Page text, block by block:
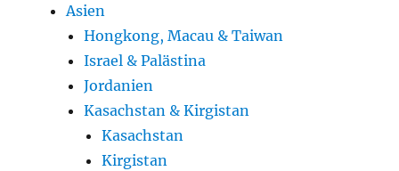
Asien
Hongkong, Macau & Taiwan
Israel & Palästina
Jordanien
Kasachstan & Kirgistan
Kasachstan
Kirgistan